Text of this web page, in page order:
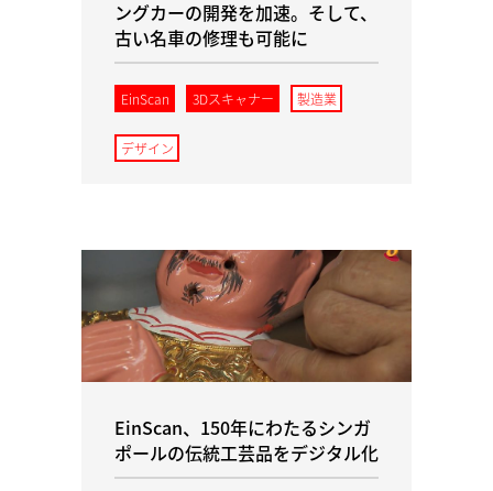
ングカーの開発を加速。そして、
古い名車の修理も可能に
EinScan 3Dスキャナー 製造業
デザイン
EinScan、150年にわたるシンガ
ポールの伝統工芸品をデジタル化